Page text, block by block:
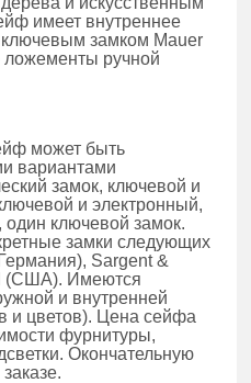
имеет внутреннее
замком Mauer
ручной
может быть
вариантами
замок, ключевой и
и электронный,
один ключевой замок.
замки следующих
Sargent &
(США). Имеются
и внутренней
и цветов). Цена сейфа
фурнитуры,
Окончательную